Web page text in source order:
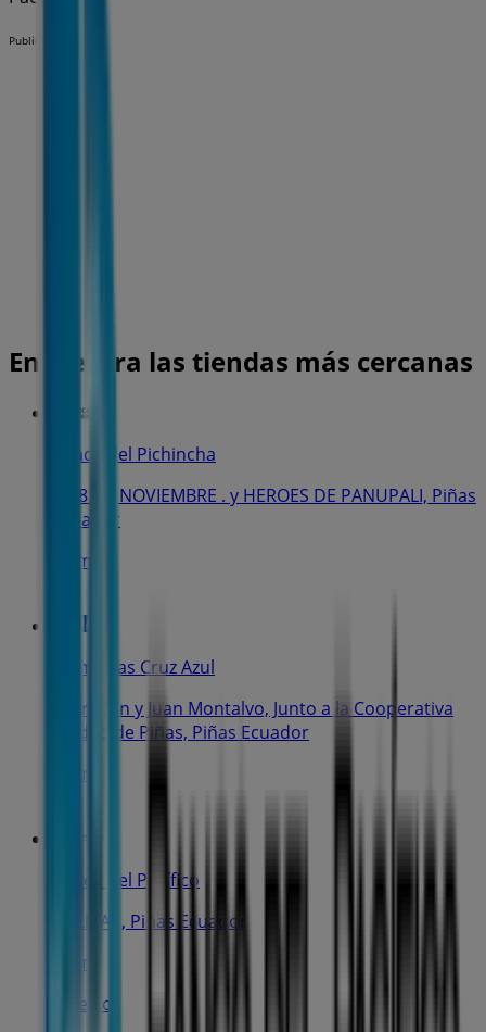
Publicidad
Encuentra las tiendas más cercanas
Banco del Pichincha
AV 8 DE NOVIEMBRE . y HEROES DE PANUPALI, Piñas
Ecuador
16 m
Farmacias Cruz Azul
Sucre S/n y Juan Montalvo, Junto a la Cooperativa
Ciudad de Piñas, Piñas Ecuador
70 m
Banco del Pacífico
BOLIVAR, Piñas Ecuador
77 m
Abierto